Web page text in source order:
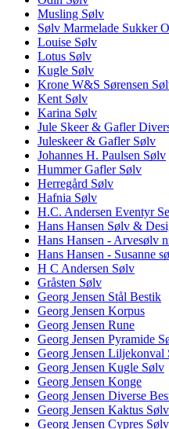
Musling Sølv
Sølv Marmelade Sukker
Louise Sølv
Lotus Sølv
Kugle Sølv
Krone W&S Sørensen
Kent Sølv
Karina Sølv
Jule Skeer & Gafler
Juleskeer & Gafler Sølv
Johannes H. Paulsen Sølv
Hummer Gafler Sølv
Herregård Sølv
Hafnia Sølv
H.C. Andersen Eventyr
Hans Hansen Sølv &
Hans Hansen - Arvesølv
Hans Hansen - Susanne
H C Andersen Sølv
Gråsten Sølv
Georg Jensen Stål Bestik
Georg Jensen Korpus
Georg Jensen Rune
Georg Jensen Pyramide
Georg Jensen Liljekonval
Georg Jensen Kugle Sølv
Georg Jensen Konge
Georg Jensen Diverse
Georg Jensen Kaktus Sølv
Georg Jensen Cypres Sølv